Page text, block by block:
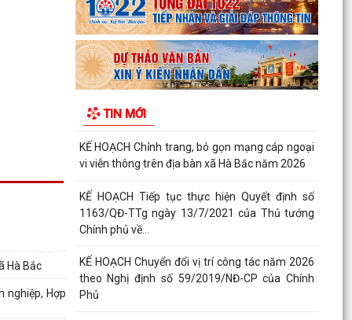
Hà Bắc
nghiệp, Hợp
TIN MỚI
Xã Hà Bắc: Bế mạc lớp bồi dưỡng kiến thức quốc
phòng và an ninh đối tượng 4 năm 2026.
KẾ HOẠCH Triển khai thực hiện chỉ tiêu phát
giai...
KẾ HOẠCH Chỉnh trang, bó gọn mạng cáp ngoại
vi viễn thông trên địa bàn xã Hà Bắc năm 2026
KẾ HOẠCH Tiếp tục thực hiện Quyết định số
1163/QĐ-TTg ngày 13/7/2021 của Thủ tướng
Chính phủ về...
KẾ HOẠCH Chuyển đổi vị trí công tác năm 2026
theo Nghị định số 59/2019/NĐ-CP của Chính
Phủ